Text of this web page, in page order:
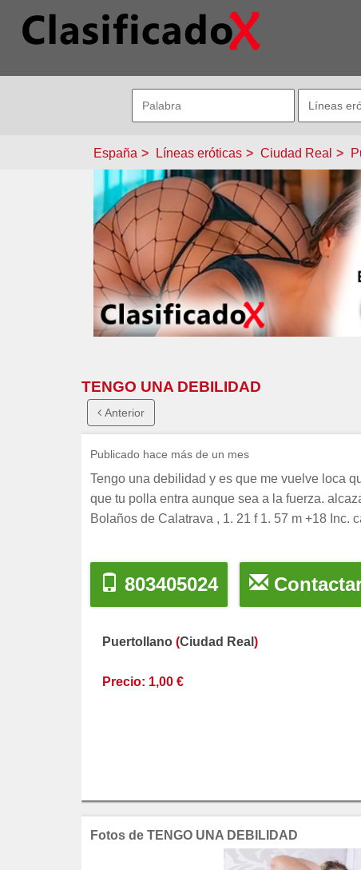
España Líneas eróticas Ciudad Real
TENGO UNA DEBILIDAD
Anterior
Publicado hace más de un mes
Tengo una debilidad y es que me vuelve loca
que tu polla entra aunque sea a la fuerza.
Bolaños de Calatrava , 1. 21 f 1. 57 m +18 Inc.
803405024
Puertollano (Ciudad Real )
Precio: 1,00 €
Fotos de TENGO UNA DEBILIDAD